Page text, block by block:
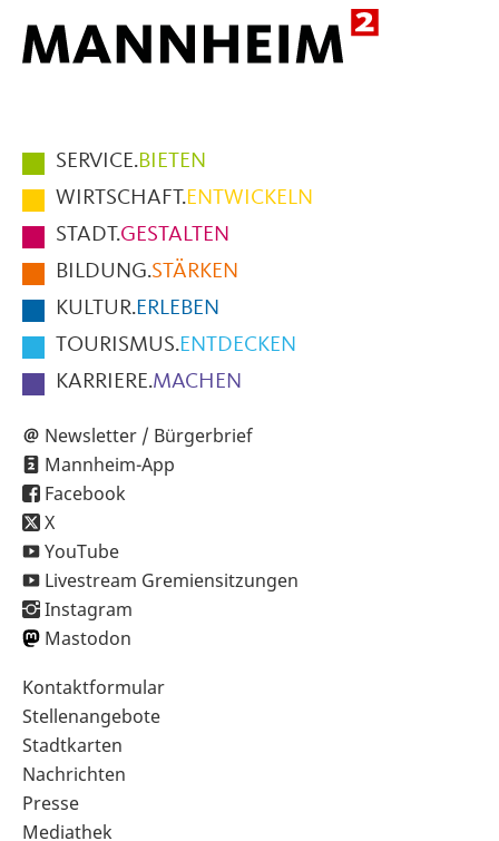
Hauptmenüpunkte
im
Fußbereich
der
Seite
SERVICE.BIETEN
WIRTSCHAFT.ENTWICKELN
STADT.GESTALTEN
BILDUNG.STÄRKEN
KULTUR.ERLEBEN
TOURISMUS.ENTDECKEN
KARRIERE.MACHEN
Newsletter / Bürgerbrief
Mannheim-App
Facebook
X
YouTube
Livestream Gremiensitzungen
Instagram
Mastodon
Sekundärnavigation
im
Fußbereich
Kontaktformular
Stellenangebote
Stadtkarten
Nachrichten
Presse
Mediathek